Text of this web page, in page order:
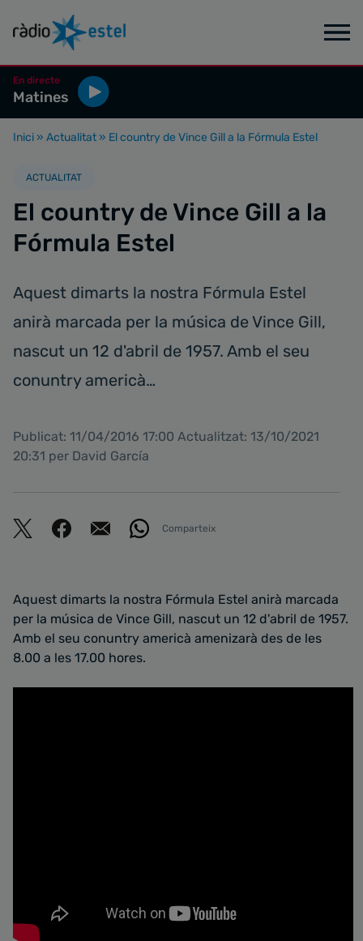
En directe
Matines
Inici » Actualitat » El country de Vince Gill a la Fórmula Estel
ACTUALITAT
El country de Vince Gill a la
Fórmula Estel
Aquest dimarts la nostra Fórmula Estel
anirà marcada per la música de Vince Gill,
nascut un 12 d'abril de 1957. Amb el seu
conuntry americà…
Publicat: 11/04/2016 17:00 Actualitzat: 13/10/2021
20:31 per David García
Comparteix
Aquest dimarts la nostra Fórmula Estel anirà marcada
per la música de Vince Gill, nascut un 12 d'abril de 1957.
Amb el seu conuntry americà amenizarà des de les
8.00 a les 17.00 hores.